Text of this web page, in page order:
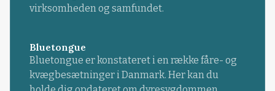
virksomheden og samfundet.
Bluetongue
Bluetongue er konstateret i en række fåre- og
kvægbesætninger i Danmark. Her kan du